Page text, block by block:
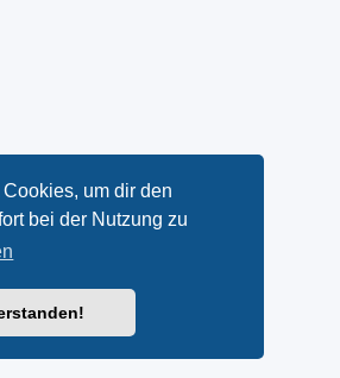
um dir den
bei der Nutzung zu